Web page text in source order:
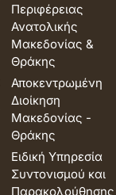
Περιφέρειας
Ανατολικής
Μακεδονίας &
Θράκης
Αποκεντρωμένη
Διοίκηση
Μακεδονίας -
Θράκης
Ειδική Υπηρεσία
Συντονισμού και
Παρακολούθησης